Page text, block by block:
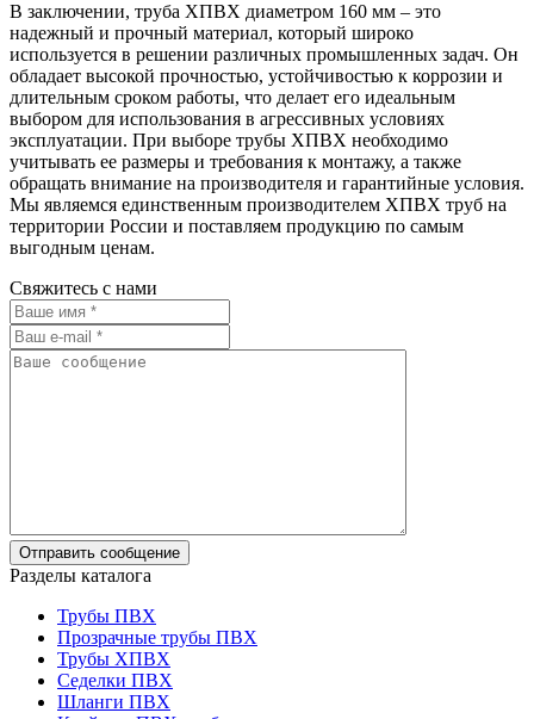
В заключении, труба ХПВХ диаметром 160 мм – это
надежный и прочный материал, который широко
используется в решении различных промышленных задач. Он
обладает высокой прочностью, устойчивостью к коррозии и
длительным сроком работы, что делает его идеальным
выбором для использования в агрессивных условиях
эксплуатации. При выборе трубы ХПВХ необходимо
учитывать ее размеры и требования к монтажу, а также
обращать внимание на производителя и гарантийные условия.
Мы являемся единственным производителем ХПВХ труб на
территории России и поставляем продукцию по самым
выгодным ценам.
Свяжитесь с нами
Разделы каталога
Трубы ПВХ
Прозрачные трубы ПВХ
Трубы ХПВХ
Седелки ПВХ
Шланги ПВХ